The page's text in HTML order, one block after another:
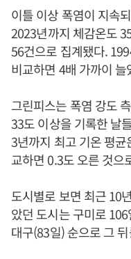
이틀 이상 폭염이 지속
2023년까지 체감온도
56건으로 집계됐다.
비교하면 4배 가까이 늘
그린피스는 폭염 강도
33도 이상을 기록한 날
3년까지 최고 기온 평
교하면 0.3도 오른 것으
도시별로 보면 최근 10
았던 도시는 구미로
대구(83일) 순으로 그